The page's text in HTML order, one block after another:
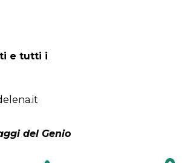
e tutti i
del Genio